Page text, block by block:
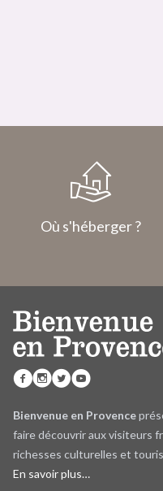
Où s'héberger ?
Bienvenue en Provence
faire découvrir aux visiteurs
richesses culturelles et
En savoir plus…